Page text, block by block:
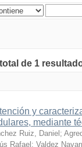
de 1
y
mediante
Ruiz, Daniel ;
Rafael ; Valdez